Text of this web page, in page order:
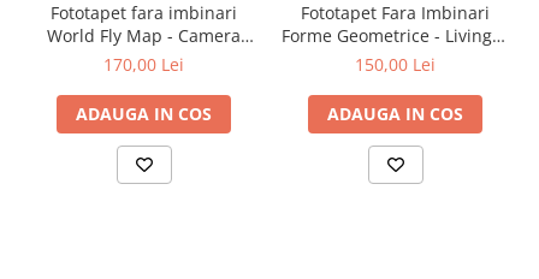
Fototapet fara imbinari
World Fly Map - Camera
Copilului
170,00 Lei
ADAUGA IN COS
Fototapet Fara Imbinari
Forme Geometrice - Living &
Dormitor
150,00 Lei
ADAUGA IN COS